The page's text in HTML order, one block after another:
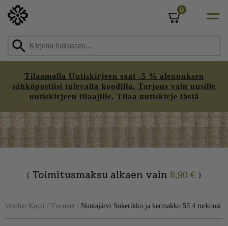
Tilaamalla Uutiskirjeen saat -5 % alennuksen
sähköpostiisi tulevalla koodilla. Tarjous vain uusille
uutiskirjeen tilaajille. Tilaa uutiskirje tästä
0
{ Toimitusmaksu alkaen vain 8,90 € }
Wanhat Kupit / Tuotteet / Nuutajärvi Sokerikko ja kermakko 55.4 turkoosi